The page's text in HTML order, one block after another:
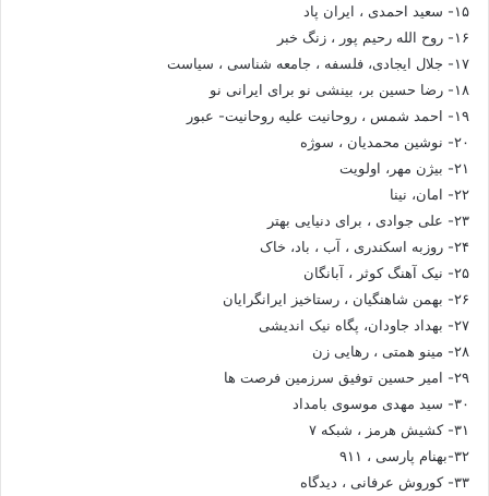
۱۵- سعید احمدی ، ایران پاد
۱۶- روح الله رحیم پور ، زنگ خبر
۱۷- جلال ایجادی، فلسفه ، جامعه شناسی ، سیاست
۱۸- رضا حسین بر، بینشی نو برای ایرانی نو
۱۹- احمد شمس ، روحانیت علیه روحانیت- عبور
۲۰- نوشین محمدیان ، سوژه
۲۱- بیژن مهر، اولویت
۲۲- امان، نینا
۲۳- علی جوادی ، برای دنیایی بهتر
۲۴- روزبه اسکندری ، آب ، باد، خاک
۲۵- نیک آهنگ کوثر ، آبانگان
۲۶- بهمن شاهنگیان ، رستاخیز ایرانگرایان
۲۷- بهداد جاودان، پگاه نیک اندیشی
۲۸- مینو همتی ، رهایی زن
۲۹- امیر حسین توفیق سرزمین فرصت ها
۳۰- سید مهدی موسوی بامداد
۳۱- کشیش هرمز ، شبکه ۷
۳۲-بهنام پارسی ، ۹۱۱
۳۳- کوروش عرفانی ، دیدگاه